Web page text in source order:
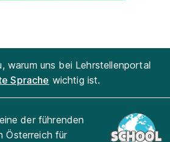
warum uns bei Lehrstellenportal
Sprache wichtig ist.
der führenden
Österreich für